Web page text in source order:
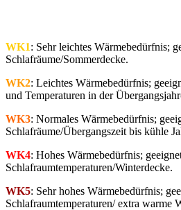
WK1: Sehr leichtes Wärmebedürfnis;
Schlafräume/Sommerdecke.
WK2: Leichtes Wärmebedürfnis;
und Temperaturen in der
WK3: Normales Wärmebedürfnis;
Schlafräume/Übergangszeit bis kühle
WK4: Hohes Wärmebedürfnis;
Schlafraumtemperaturen/Winterdecke.
WK5: Sehr hohes Wärmebedürfnis;
Schlafraumtemperaturen/ extra warme